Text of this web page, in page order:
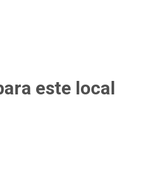
este local